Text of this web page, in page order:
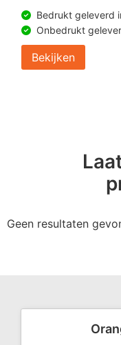
Bedrukt geleverd
Onbedrukt
Bekijken
Geen resultaten